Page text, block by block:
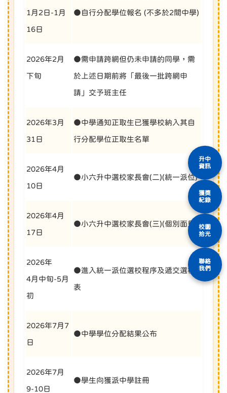
1月2日-1月
16日
●自行分配學位報名 (不多於2間中學)
2026年2月
下旬
●需申請跨網但仍未申請的同學，需
於上述日期前將「最後一批跨網申
請」交予班主任
2026年3月
31日
●中學通知正取生已獲學校納入其自
行分配學位正取生名單
2026年4月
10日
●小六升中選校家長會(二)(統一派位)
2026年4月
17日
●小六升中選校家長會(三)(個別面見)
2026年
4月中旬-5月
初
●進入統一派位選校程序及遞交選校
表
2026年7月7
日
●中學學位分配結果公布
2026年7月
9-10日
●學生向獲派中學註冊
升中
資訊
獲獎
紀錄
校園
拾光
聯絡
我們